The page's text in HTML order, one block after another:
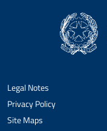
Legal Notes
Privacy Policy
Site Maps